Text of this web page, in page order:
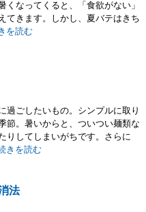
なってくると、「食欲がない」
てきます。しかし、夏バテはきち
を読む
過ごしたいもの。シンプルに取り
節。暑いからと、ついつい麺類な
りしてしまいがちです。さらに
きを読む
法